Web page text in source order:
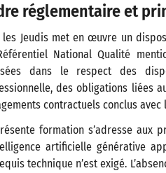
réglementaire et
les Jeudis met en œuvre un
National Qualité
dans le respect des
des obligations liées
contractuels conclus
formation s’adresse aux
artificielle générative
technique n’est exigé.